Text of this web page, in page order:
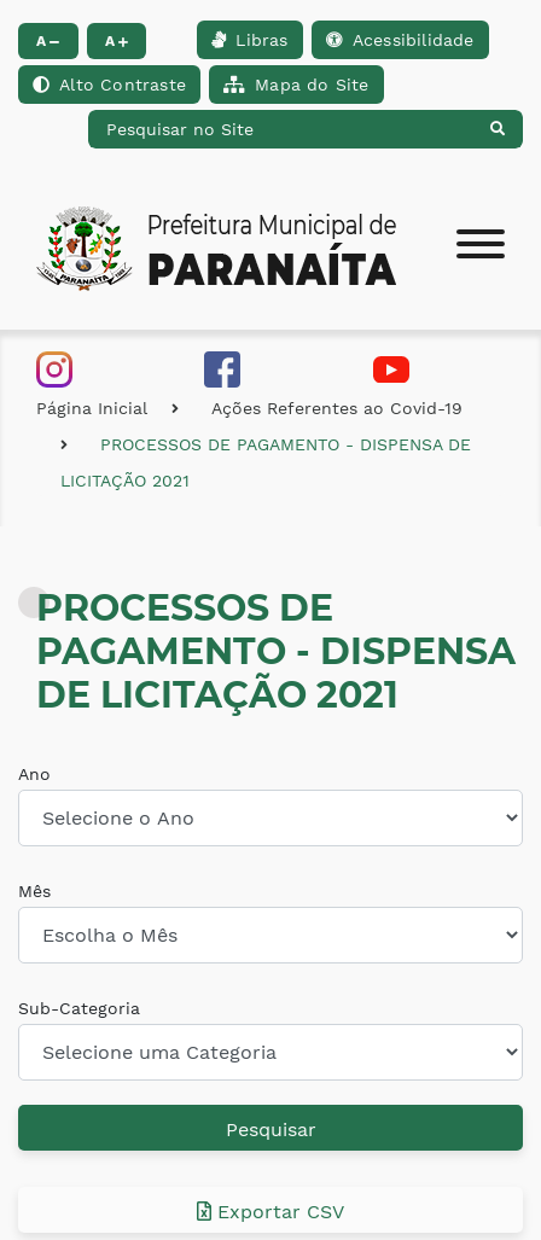
Ir para o conteúdo [alt+1] Ir para o menu [alt+2] Ir para a busca
A A Libras Acessibilidade
Alto Contraste Mapa do Site
Página Inicial
Ações Referentes ao Covid-19
PROCESSOS DE PAGAMENTO - DISPENSA DE
LICITAÇÃO 2021
PROCESSOS DE
PAGAMENTO - DISPENSA
DE LICITAÇÃO 2021
Ano
Mês
Sub-Categoria
Pesquisar
Exportar CSV